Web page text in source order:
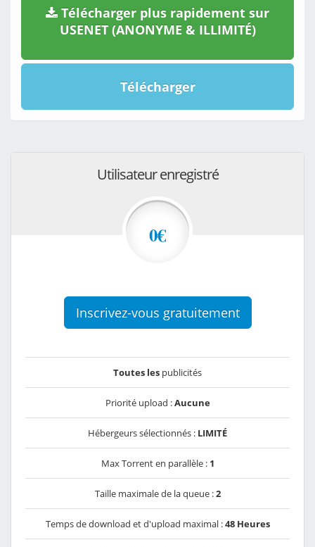
Télécharger plus rapidement sur
USENET (ANONYME & ILLIMITÉ)
Télécharger
Utilisateur enregistré
0€
Inscrivez-vous gratuitement
Toutes les publicités
Priorité upload :Aucune
Hébergeurs sélectionnés : LIMITÉ
Max Torrent en parallèle : 1
Taille maximale de la queue :2
Temps de download et d'upload maximal :48 Heures